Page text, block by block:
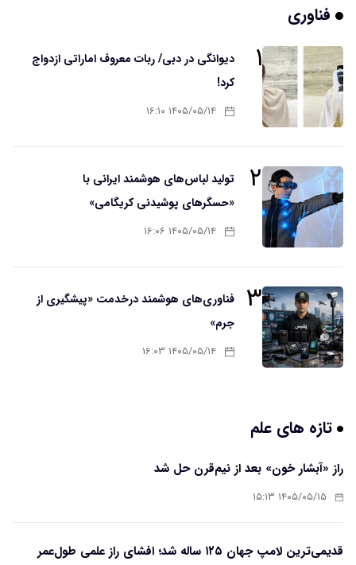
فناوری
۱
دیوانگی در دبی/ ربات معروف اماراتی ازدواج
کرد!
۱۴۰۵/۰۵/۱۴ ۱۶:۱۰
۲
تولید لباس‌های هوشمند ایرانی با
«حسگرهای پوشیدنی کریگامی»
۱۴۰۵/۰۵/۱۴ ۱۶:۰۶
۳
فناوری‌های هوشمند درخدمت «پیشگیری از
جرم»
۱۴۰۵/۰۵/۱۴ ۱۶:۰۳
تازه های علم
راز «آبشار خون» بعد از نیم‌قرن حل شد
۱۴۰۵/۰۵/۱۵ ۱۵:۱۳
قدیمی‌ترین لامپ جهان ۱۲۵ ساله شد؛ افشای راز علمی طول‌عمر